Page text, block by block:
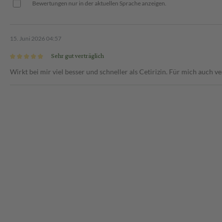
und -tränen,
beschrieben bzw. genau
Sie bei Ihrem Arzt oder
angewendet werden. Fragen
nach, wenn Sie sich nicht
Bewertungen nur in der aktuellen Sprache anzeigen.
15. Juni 2026 04:57
Sehr gut verträglich
Wirkt bei mir viel besser und schneller als Cetirizin. Für mich auch